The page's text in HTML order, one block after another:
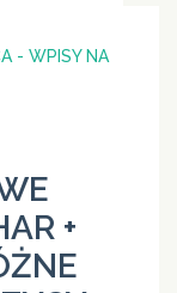
- WPISY NA
+